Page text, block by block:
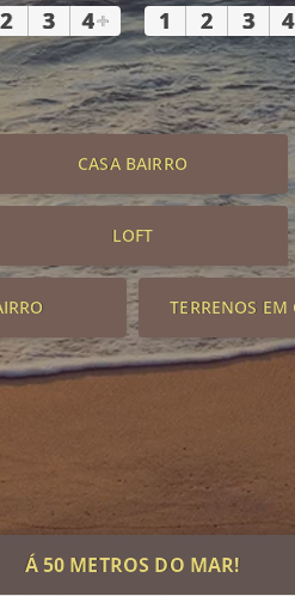
2 3 4+ 1 2 3 4
CASA BAIRRO
LOFT
TERRENOS
Á 50 METROS DO MAR!